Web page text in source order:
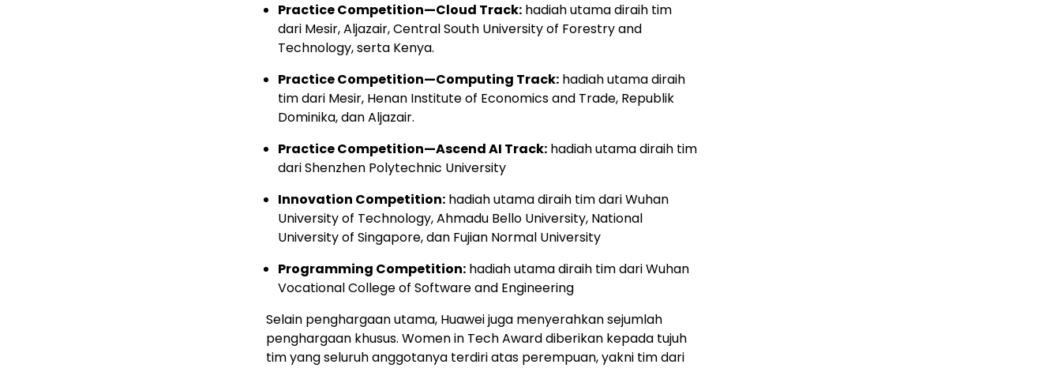
Practice Competition—Cloud Track: hadiah utama diraih tim
dari Mesir, Aljazair, Central South University of Forestry and
Technology, serta Kenya.
Practice Competition—Computing Track: hadiah utama diraih
tim dari Mesir, Henan Institute of Economics and Trade, Republik
Dominika, dan Aljazair.
Practice Competition—Ascend AI Track: hadiah utama diraih tim
dari Shenzhen Polytechnic University
Innovation Competition: hadiah utama diraih tim dari Wuhan
University of Technology, Ahmadu Bello University, National
University of Singapore, dan Fujian Normal University
Programming Competition: hadiah utama diraih tim dari Wuhan
Vocational College of Software and Engineering
Selain penghargaan utama, Huawei juga menyerahkan sejumlah
penghargaan khusus. Women in Tech Award diberikan kepada tujuh
tim yang seluruh anggotanya terdiri atas perempuan, yakni tim dari